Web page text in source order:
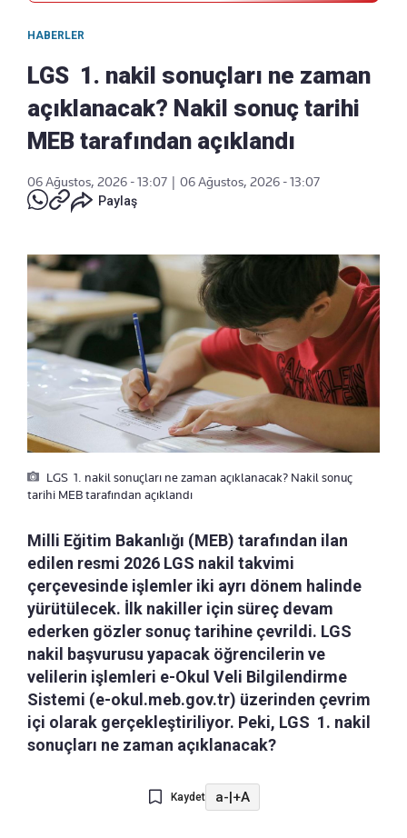
HABERLER
LGS 1. nakil sonuçları ne zaman
açıklanacak? Nakil sonuç tarihi
MEB tarafından açıklandı
06 Ağustos, 2026 - 13:07
06 Ağustos, 2026 - 13:07
Paylaş
LGS 1. nakil sonuçları ne zaman açıklanacak? Nakil sonuç
tarihi MEB tarafından açıklandı
Milli Eğitim Bakanlığı (MEB) tarafından ilan
edilen resmi 2026 LGS nakil takvimi
çerçevesinde işlemler iki ayrı dönem halinde
yürütülecek. İlk nakiller için süreç devam
ederken gözler sonuç tarihine çevrildi. LGS
nakil başvurusu yapacak öğrencilerin ve
velilerin işlemleri e-Okul Veli Bilgilendirme
Sistemi (e-okul.meb.gov.tr) üzerinden çevrim
içi olarak gerçekleştiriliyor. Peki, LGS 1. nakil
sonuçları ne zaman açıklanacak?
Kaydet a-|+A